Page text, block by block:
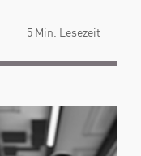
5 Min. Lesezeit